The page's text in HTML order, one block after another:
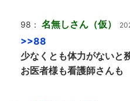
98： 名無しさん（仮）
>>88
少なくとも体力がないと
お医者様も看護師さんも